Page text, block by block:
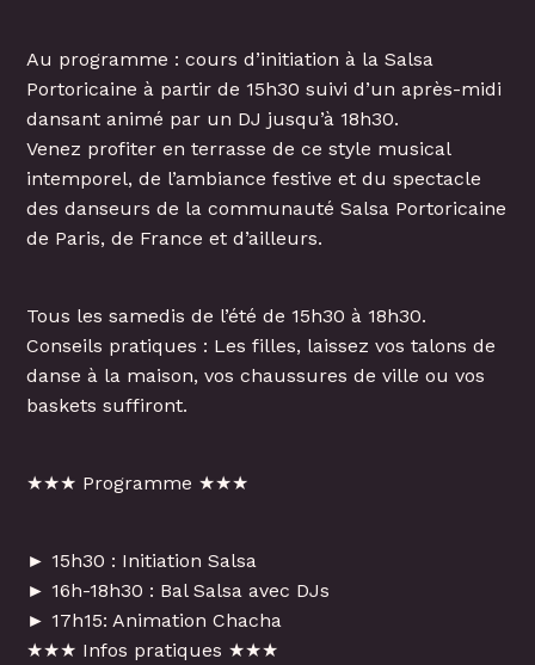
Au programme : cours d’initiation à la Salsa
Portoricaine à partir de 15h30 suivi d’un après-midi
dansant animé par un DJ jusqu’à 18h30.
Venez profiter en terrasse de ce style musical
intemporel, de l’ambiance festive et du spectacle
des danseurs de la communauté Salsa Portoricaine
de Paris, de France et d’ailleurs.
Tous les samedis de l’été de 15h30 à 18h30.
Conseils pratiques : Les filles, laissez vos talons de
danse à la maison, vos chaussures de ville ou vos
baskets suffiront.
★★★ Programme ★★★
► 15h30 : Initiation Salsa
► 16h-18h30 : Bal Salsa avec DJs
► 17h15: Animation Chacha
★★★ Infos pratiques ★★★